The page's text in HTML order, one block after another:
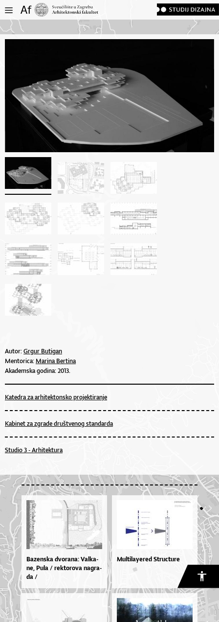
Autor:Grgur Butigan
Mentorica:Marina Bertina
Akademska godina: 2013.
Katedra za arhitektonsko projektiranje
Kabinet za zgrade društvenog standarda
Studio 3 - Arhitektura
Ba­zen­ska dvo­ra­na: Val­ka­
ne, Pu­la / rek­to­ro­va na­gra­
da /
Multilayered Structure